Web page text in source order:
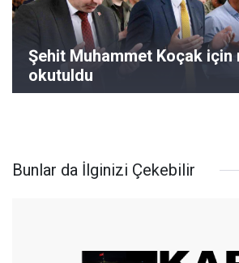
Şehit Muhammet Koçak için
okutuldu
Bunlar da İlginizi Çekebilir